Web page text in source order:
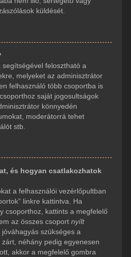
küldését.
felosztható a
melyeket az adminisztrátor
felhasználó több csoportba is
saját jogosultságok
könnyedén
moderátorrá tehet
stb.
és hogyan csatlakozhatok
a felhasználói vezérlőpultban
linkre kattintva. Ha
csoporthoz, kattints a megfelelő
az összes csoport nyílt
szükséges a
néhány pedig egyenesen
akkor a megfelelő gombra